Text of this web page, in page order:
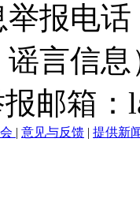
报电
谣言信
报邮箱
| 意见与反馈 | 提供新